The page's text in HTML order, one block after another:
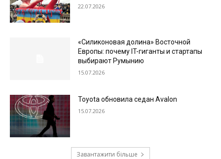
22.07.2026
«Силиконовая долина» Восточной
Европы: почему IT-гиганты и стартапы
выбирают Румынию
15.07.2026
Toyota обновила седан Avalon
15.07.2026
Завантажити більше